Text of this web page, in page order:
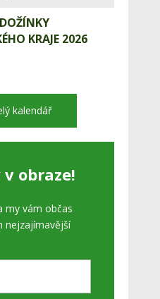
KRAJE 2026
kalendář
obraze!
my vám občas
nejzajímavější